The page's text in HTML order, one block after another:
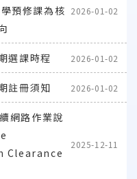
預修課為核 2026-01-02
選課時程 2026-01-02
註冊須知 2026-01-02
網路作業說
2025-12-11